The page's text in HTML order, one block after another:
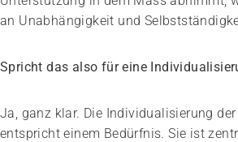
an Unabhängigkeit und
Spricht das also für eine
Ja, ganz klar. Die Individualisierung
entspricht einem Bedürfnis. Sie ist